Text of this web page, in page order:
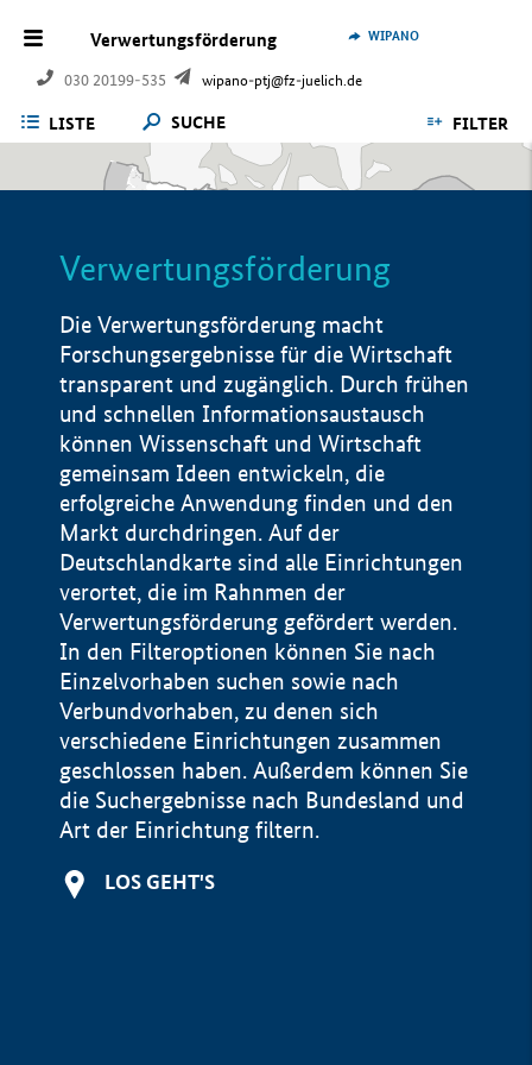
Verwertungsförderung
030 20199-535 wipano-ptj@fz-juelich.de
WIPANO
LISTE SUCHE FILTER
Verwertungsförderung
Die Verwertungsförderung macht
Forschungsergebnisse für die Wirtschaft
transparent und zugänglich. Durch frühen
und schnellen Informationsaustausch
können Wissenschaft und Wirtschaft
gemeinsam Ideen entwickeln, die
erfolgreiche Anwendung finden und den
Markt durchdringen. Auf der
Deutschlandkarte sind alle Einrichtungen
verortet, die im Rahnmen der
Verwertungsförderung gefördert werden.
In den Filteroptionen können Sie nach
Einzelvorhaben suchen sowie nach
Verbundvorhaben, zu denen sich
verschiedene Einrichtungen zusammen
geschlossen haben. Außerdem können Sie
die Suchergebnisse nach Bundesland und
Art der Einrichtung filtern.
LOS GEHT'S